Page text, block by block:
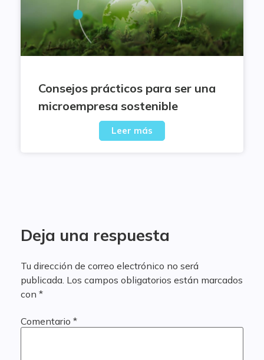
Consejos prácticos para ser una
microempresa sostenible
Leer más
Deja una respuesta
Tu dirección de correo electrónico no será
publicada. Los campos obligatorios están marcados
con *
Comentario *